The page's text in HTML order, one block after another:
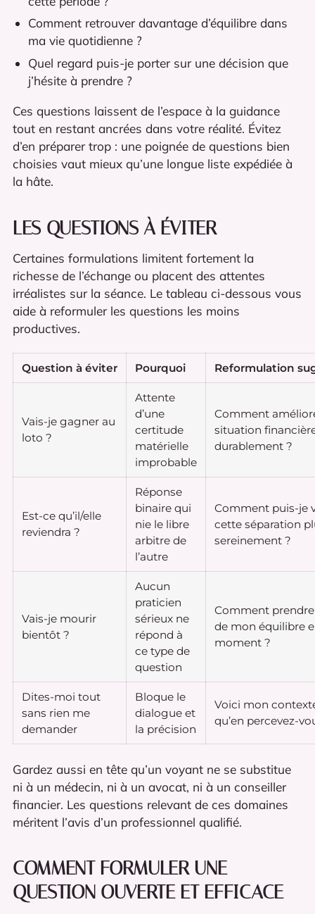
Comment retrouver davantage d’équilibre dans
ma vie quotidienne ?
Quel regard puis-je porter sur une décision que
j’hésite à prendre ?
Ces questions laissent de l’espace à la guidance
tout en restant ancrées dans votre réalité. Évitez
d’en préparer trop : une poignée de questions bien
choisies vaut mieux qu’une longue liste expédiée à
la hâte.
LES QUESTIONS À ÉVITER
Certaines formulations limitent fortement la
richesse de l’échange ou placent des attentes
irréalistes sur la séance. Le tableau ci-dessous vous
aide à reformuler les questions les moins
productives.
Question à éviter Pourquoi Reformulation
Vais-je gagner au
loto ?
Attente
d’une
certitude
matérielle
improbable
Comment
situation
durablement ?
Est-ce qu’il/elle
reviendra ?
Réponse
binaire qui
nie le libre
arbitre de
l’autre
Comment puis-je
cette séparation
sereinement ?
Vais-je mourir
bientôt ?
Aucun
praticien
sérieux ne
répond à
ce type de
question
Comment
de mon équilibre
moment ?
Dites-moi tout
sans rien me
demander
Bloque le
dialogue et
la précision
Voici mon
qu’en percevez-
Gardez aussi en tête qu’un voyant ne se substitue
ni à un médecin, ni à un avocat, ni à un conseiller
financier. Les questions relevant de ces domaines
méritent l’avis d’un professionnel qualifié.
COMMENT FORMULER UNE
QUESTION OUVERTE ET EFFICACE